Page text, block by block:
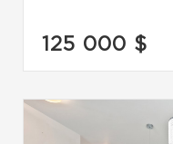
125 000 $